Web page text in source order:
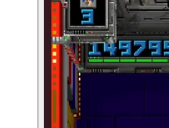
00:18:53 - Steve
00:19:51 - Eugene
00:21:24 -